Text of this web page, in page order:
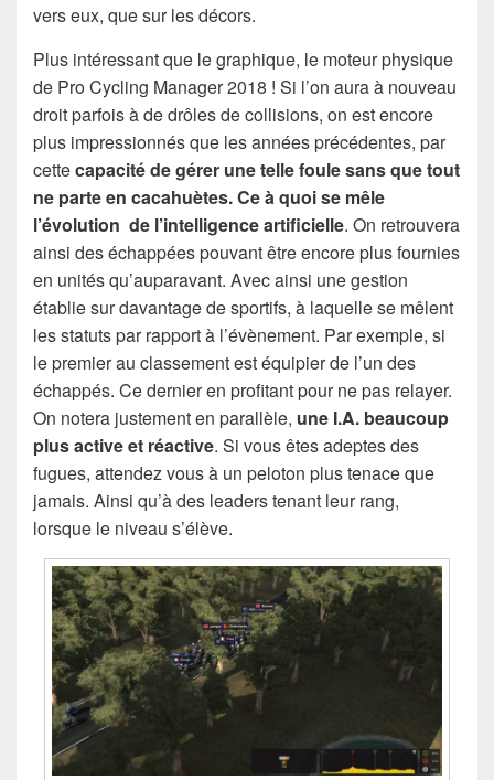
vers eux, que sur les décors.
Plus intéressant que le graphique, le moteur physique
de Pro Cycling Manager 2018 ! Si l’on aura à nouveau
droit parfois à de drôles de collisions, on est encore
plus impressionnés que les années précédentes, par
cettecapacité de gérer une telle foule sans que tout
ne parte en cacahuètes. Ce à quoi se mêle
l’évolution de l’intelligence artificielle. On retrouvera
ainsi des échappées pouvant être encore plus fournies
en unités qu’auparavant. Avec ainsi une gestion
établie sur davantage de sportifs, à laquelle se mêlent
les statuts par rapport à l’évènement. Par exemple, si
le premier au classement est équipier de l’un des
échappés. Ce dernier en profitant pour ne pas relayer.
On notera justement en parallèle, une I.A. beaucoup
plus active et réactive. Si vous êtes adeptes des
fugues, attendez vous à un peloton plus tenace que
jamais. Ainsi qu’à des leaders tenant leur rang,
lorsque le niveau s’élève.